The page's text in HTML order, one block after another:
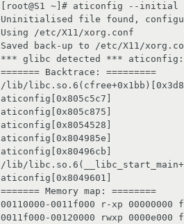
[root@S1 ~]# aticonfig --initial
Uninitialised file found,
Using /etc/X11/xorg.conf
Saved back-up to /etc/X11/
*** glibc detected *** aticonfig:
======= Backtrace: =========
/lib/
aticonfig[0x805c5c7]
aticonfig[0x805c875]
aticonfig[0x8054528]
aticonfig[0x804985e]
aticonfig[0x80496cb]
/lib/
aticonfig[0x8049601]
======= Memory map: ========
00110000-0011f000 r-xp
0011f000-00120000 rwxp